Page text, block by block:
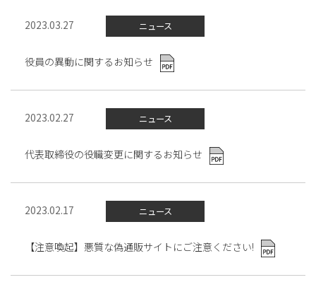
2023.03.27 ニュース
役員の異動に関するお知らせ
2023.02.27 ニュース
代表取締役の役職変更に関するお知らせ
2023.02.17 ニュース
【注意喚起】悪質な偽通販サイトにご注意ください!